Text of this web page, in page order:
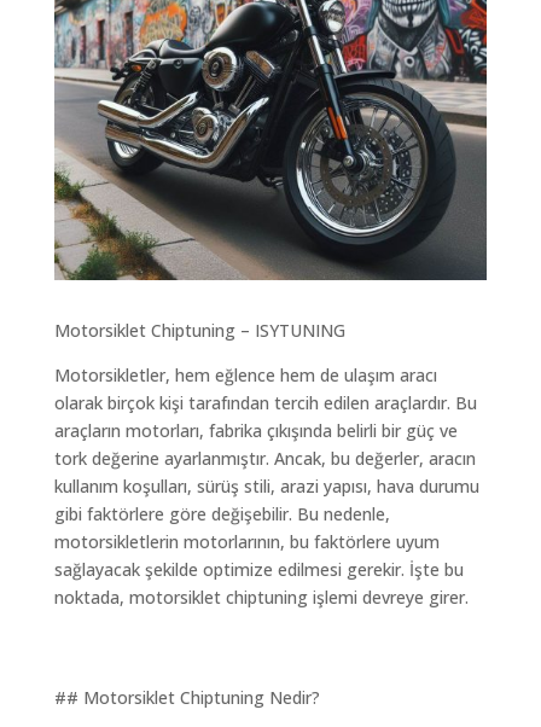
Motorsiklet Chiptuning – ISYTUNING
Motorsikletler, hem eğlence hem de ulaşım aracı
olarak birçok kişi tarafından tercih edilen araçlardır. Bu
araçların motorları, fabrika çıkışında belirli bir güç ve
tork değerine ayarlanmıştır. Ancak, bu değerler, aracın
kullanım koşulları, sürüş stili, arazi yapısı, hava durumu
gibi faktörlere göre değişebilir. Bu nedenle,
motorsikletlerin motorlarının, bu faktörlere uyum
sağlayacak şekilde optimize edilmesi gerekir. İşte bu
noktada, motorsiklet chiptuning işlemi devreye girer.
## Motorsiklet Chiptuning Nedir?